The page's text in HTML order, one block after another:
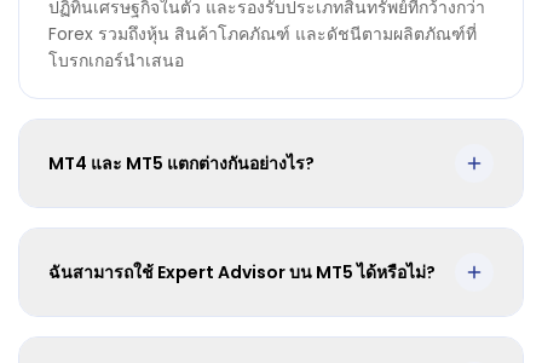
ปฏิทินเศรษฐกิจในตัว และรองรับประเภทสินทรัพย์ที่กว้างกว่า
Forex รวมถึงหุ้น สินค้าโภคภัณฑ์ และดัชนีตามผลิตภัณฑ์ที่
โบรกเกอร์นำเสนอ
MT4 และ MT5 แตกต่างกันอย่างไร?
ฉันสามารถใช้ Expert Advisor บน MT5 ได้หรือไม่?